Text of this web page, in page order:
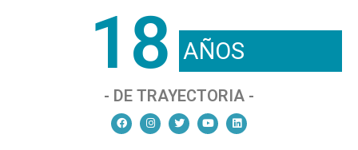
18 AÑOS
- DE TRAYECTORIA -